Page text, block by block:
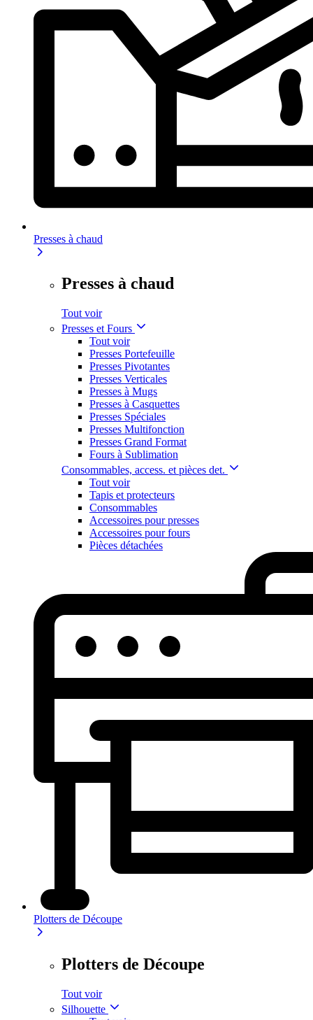
Presses à chaud
Presses à chaud
Tout voir
Presses et Fours
Tout voir
Presses Portefeuille
Presses Pivotantes
Presses Verticales
Presses à Mugs
Presses à Casquettes
Presses Spéciales
Presses Multifonction
Presses Grand Format
Fours à Sublimation
Consommables, access. et pièces det.
Tout voir
Tapis et protecteurs
Consommables
Accessoires pour presses
Accessoires pour fours
Pièces détachées
Plotters de Découpe
Plotters de Découpe
Tout voir
Silhouette